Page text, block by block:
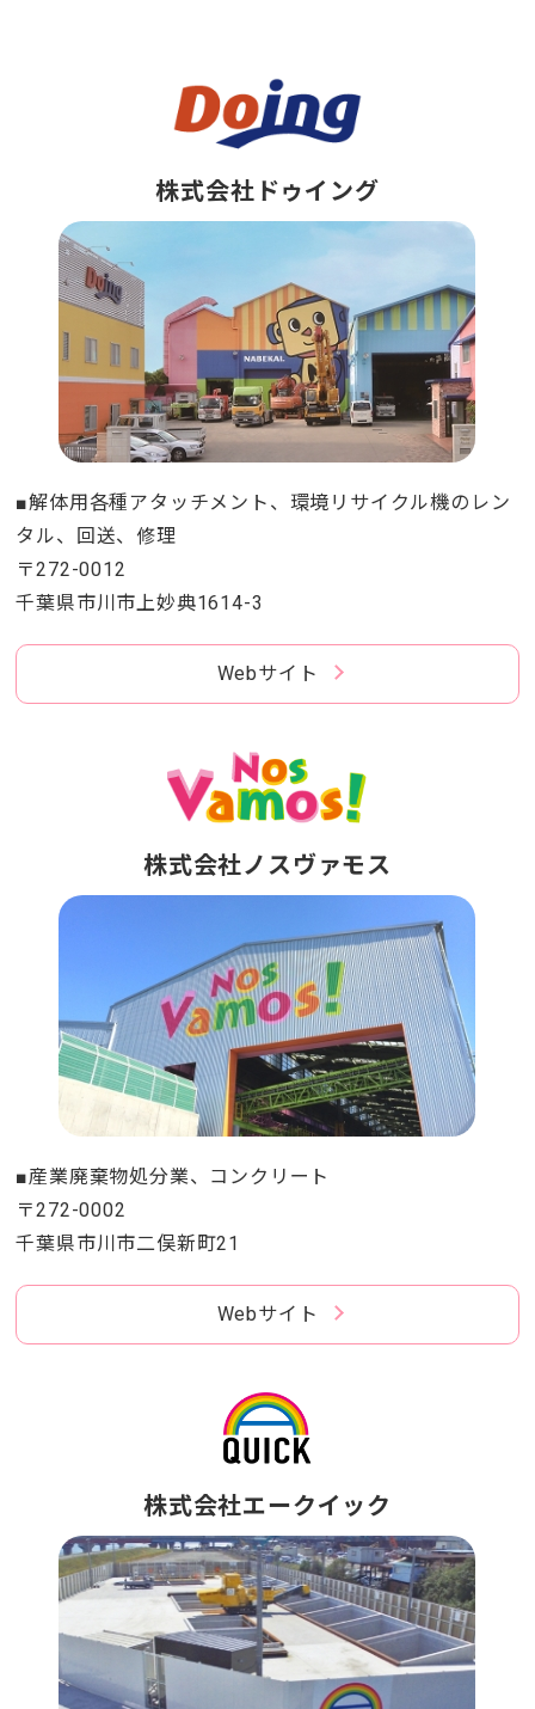
株式会社ドゥイング
■解体用各種アタッチメント、環境リサイクル機のレン
タル、回送、修理
〒272-0012
千葉県市川市上妙典1614-3
Webサイト
株式会社ノスヴァモス
■産業廃棄物処分業、コンクリート
〒272-0002
千葉県市川市二俣新町21
Webサイト
株式会社エークイック